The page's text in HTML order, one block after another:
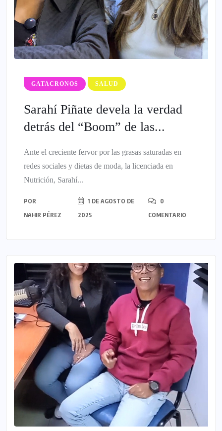
GATACRONOS SALUD
Sarahí Piñate devela la verdad
detrás del “Boom” de las...
Ante el creciente fervor por las grasas saturadas en
redes sociales y dietas de moda, la licenciada en
Nutrición, Sarahí...
POR
NAHIR PÉREZ
1 DE AGOSTO DE
2025
0
COMENTARIO